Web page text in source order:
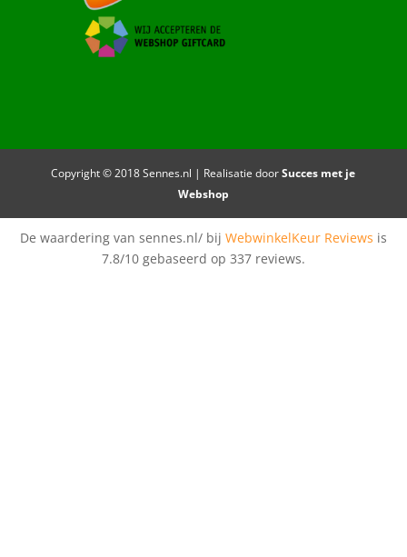
Copyright © 2018 Sennes.nl | Realisatie doorSucces met je
Webshop
De waardering van sennes.nl/ bij WebwinkelKeur Reviews is
7.8/10 gebaseerd op 337 reviews.